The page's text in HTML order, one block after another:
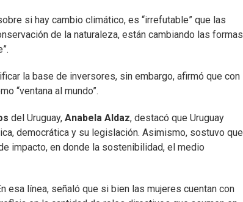
si hay cambio climático, es “irrefutable” que las
de la naturaleza, están cambiando las formas
la base de inversores, sin embargo, afirmó que con
“ventana al mundo”.
del Uruguay, Anabela Aldaz, destacó que Uruguay
democrática y su legislación. Asimismo, sostuvo que
impacto, en donde la sostenibilidad, el medio
esa línea, señaló que si bien las mujeres cuentan con